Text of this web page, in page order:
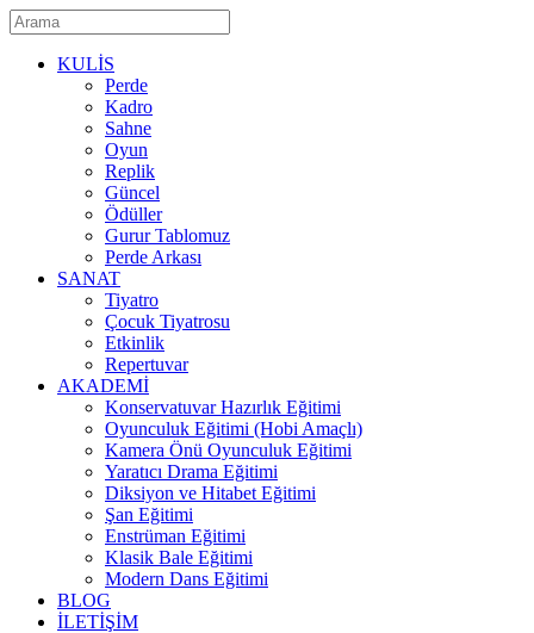
KULİS
Perde
Kadro
Sahne
Oyun
Replik
Güncel
Ödüller
Gurur Tablomuz
Perde Arkası
SANAT
Tiyatro
Çocuk Tiyatrosu
Etkinlik
Repertuvar
AKADEMİ
Konservatuvar Hazırlık Eğitimi
Oyunculuk Eğitimi (Hobi Amaçlı)
Kamera Önü Oyunculuk Eğitimi
Yaratıcı Drama Eğitimi
Diksiyon ve Hitabet Eğitimi
Şan Eğitimi
Enstrüman Eğitimi
Klasik Bale Eğitimi
Modern Dans Eğitimi
BLOG
İLETİŞİM